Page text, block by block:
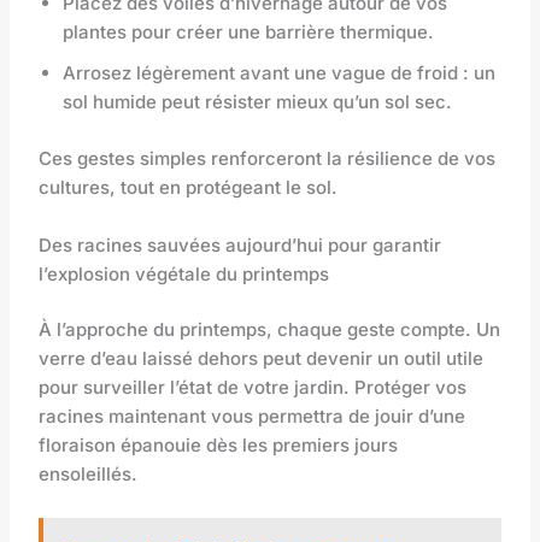
plantes pour créer une barrière thermique.
Arrosez légèrement avant une vague de froid : un
sol humide peut résister mieux qu’un sol sec.
Ces gestes simples renforceront la résilience de vos
cultures, tout en protégeant le sol.
Des racines sauvées aujourd’hui pour garantir
l’explosion végétale du printemps
À l’approche du printemps, chaque geste compte. Un
verre d’eau laissé dehors peut devenir un outil utile
pour surveiller l’état de votre jardin. Protéger vos
racines maintenant vous permettra de jouir d’une
floraison épanouie dès les premiers jours
ensoleillés.